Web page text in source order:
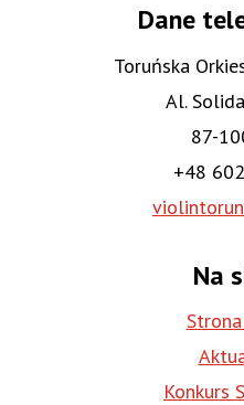
Dane
Toruńska
Al.
87-
+48
Na
Konkurs